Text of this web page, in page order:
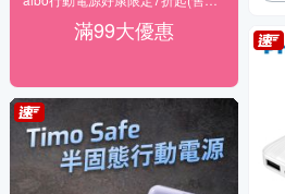
滿99大優惠